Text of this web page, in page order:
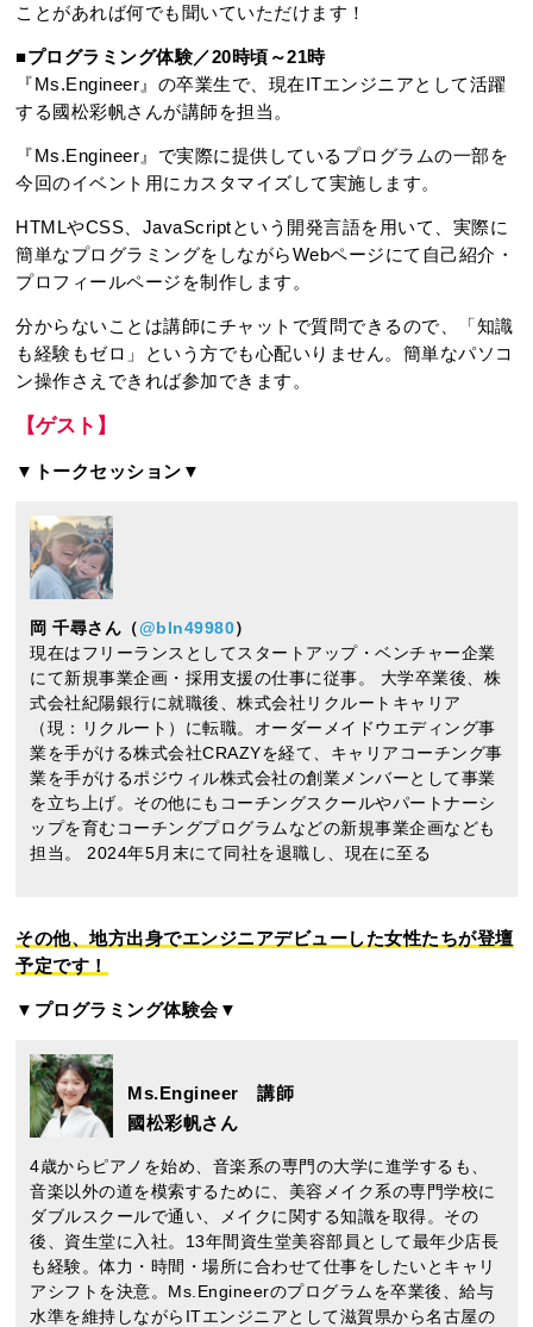
ことがあれば何でも聞いていただけます！
■プログラミング体験／20時頃～21時
『Ms.Engineer』の卒業生で、現在ITエンジニアとして活躍
する國松彩帆さんが講師を担当。
『Ms.Engineer』で実際に提供しているプログラムの一部を
今回のイベント用にカスタマイズして実施します。
HTMLやCSS、JavaScriptという開発言語を用いて、実際に
簡単なプログラミングをしながらWebページにて自己紹介・
プロフィールページを制作します。
分からないことは講師にチャットで質問できるので、「知識
も経験もゼロ」という方でも心配いりません。簡単なパソコ
ン操作さえできれば参加できます。
【ゲスト】
▼トークセッション▼
岡 千尋さん（@bln49980）
現在はフリーランスとしてスタートアップ・ベンチャー企業
にて新規事業企画・採用支援の仕事に従事。 大学卒業後、株
式会社紀陽銀行に就職後、株式会社リクルートキャリア
（現：リクルート）に転職。オーダーメイドウエディング事
業を手がける株式会社CRAZYを経て、キャリアコーチング事
業を手がけるポジウィル株式会社の創業メンバーとして事業
を立ち上げ。その他にもコーチングスクールやパートナーシ
ップを育むコーチングプログラムなどの新規事業企画なども
担当。 2024年5月末にて同社を退職し、現在に至る
その他、地方出身でエンジニアデビューした女性たちが登壇
予定です！
▼プログラミング体験会▼
Ms.Engineer 講師
國松彩帆さん
4歳からピアノを始め、音楽系の専門の大学に進学するも、
音楽以外の道を模索するために、美容メイク系の専門学校に
ダブルスクールで通い、メイクに関する知識を取得。その
後、資生堂に入社。13年間資生堂美容部員として最年少店長
も経験。体力・時間・場所に合わせて仕事をしたいとキャリ
アシフトを決意。Ms.Engineerのプログラムを卒業後、給与
水準を維持しながらITエンジニアとして滋賀県から名古屋の